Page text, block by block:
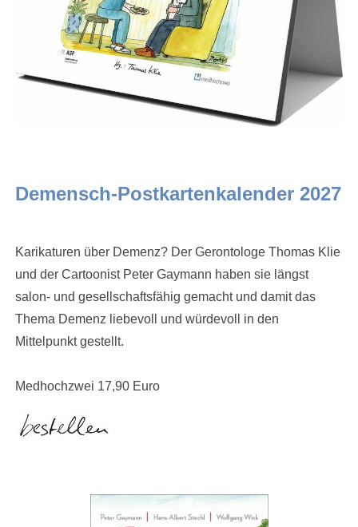
Demensch-Postkartenkalender 2027
Karikaturen über Demenz? Der Gerontologe Thomas Klie
und der Cartoonist Peter Gaymann haben sie längst
salon- und gesellschaftsfähig gemacht und damit das
Thema Demenz liebevoll und würdevoll in den
Mittelpunkt gestellt.
Medhochzwei 17,90 Euro